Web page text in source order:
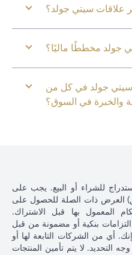
علاقات سيتي جولد؟
جولد مخططًا ماليًا؟
سيتي جولد في كل من
والخبرة في السوق؟
للشراء أو البيع. يجب على
العرض ذات الصلة للحصول على
المعمول بها قبل الاشتراك.
التزامات بنكية أو مضمونة من قبل
أي من الشركات التابعة لها أو
التحديد. لا يتم تأمين المنتجات